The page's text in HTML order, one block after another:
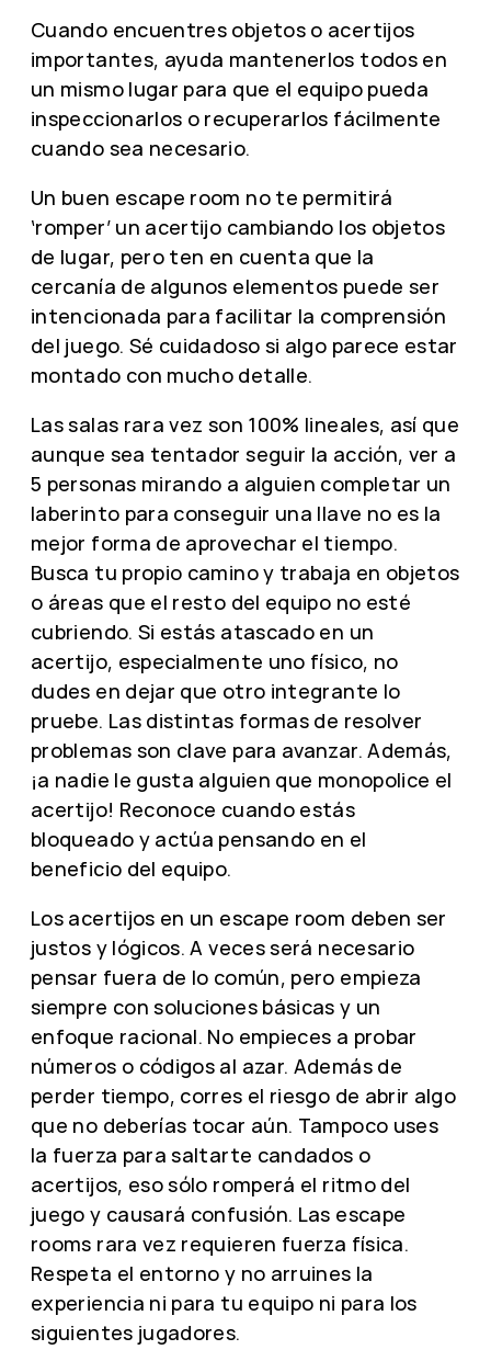
Cuando encuentres objetos o acertijos
importantes, ayuda mantenerlos todos en
un mismo lugar para que el equipo pueda
inspeccionarlos o recuperarlos fácilmente
cuando sea necesario.
Un buen escape room no te permitirá
‘romper’ un acertijo cambiando los objetos
de lugar, pero ten en cuenta que la
cercanía de algunos elementos puede ser
intencionada para facilitar la comprensión
del juego. Sé cuidadoso si algo parece estar
montado con mucho detalle.
Las salas rara vez son 100% lineales, así que
aunque sea tentador seguir la acción, ver a
5 personas mirando a alguien completar un
laberinto para conseguir una llave no es la
mejor forma de aprovechar el tiempo.
Busca tu propio camino y trabaja en objetos
o áreas que el resto del equipo no esté
cubriendo. Si estás atascado en un
acertijo, especialmente uno físico, no
dudes en dejar que otro integrante lo
pruebe. Las distintas formas de resolver
problemas son clave para avanzar. Además,
¡a nadie le gusta alguien que monopolice el
acertijo! Reconoce cuando estás
bloqueado y actúa pensando en el
beneficio del equipo.
Los acertijos en un escape room deben ser
justos y lógicos. A veces será necesario
pensar fuera de lo común, pero empieza
siempre con soluciones básicas y un
enfoque racional. No empieces a probar
números o códigos al azar. Además de
perder tiempo, corres el riesgo de abrir algo
que no deberías tocar aún. Tampoco uses
la fuerza para saltarte candados o
acertijos, eso sólo romperá el ritmo del
juego y causará confusión. Las escape
rooms rara vez requieren fuerza física.
Respeta el entorno y no arruines la
experiencia ni para tu equipo ni para los
siguientes jugadores.